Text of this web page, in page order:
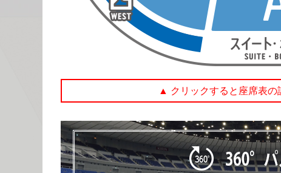
▲ クリックすると座席表の